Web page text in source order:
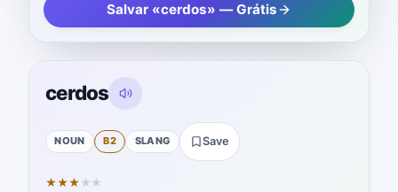
Salvar «cerdos» — Grátis
cerdos
NOUN B2 SLANG Save
★★★ ★ ★